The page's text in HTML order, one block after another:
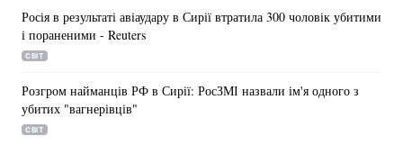
Відео з Youtube
Інтерв'ю Думки
Архів
Росія в результаті авіаудару в Сирії втратила 300 чоловік убитими
і пораненими - Reuters
СВІТ
Розгром найманців РФ в Сирії: РосЗМІ назвали ім'я одного з
убитих "вагнерівців"
СВІТ